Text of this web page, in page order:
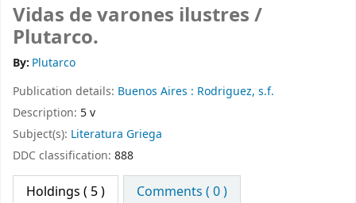
Vidas de varones ilustres /
Plutarco.
By: Plutarco
Publication details: Buenos Aires : Rodriguez, s.f.
Description: 5 v
Subject(s): Literatura Griega
DDC classification: 888
Holdings ( 5 ) Comments ( 0 )